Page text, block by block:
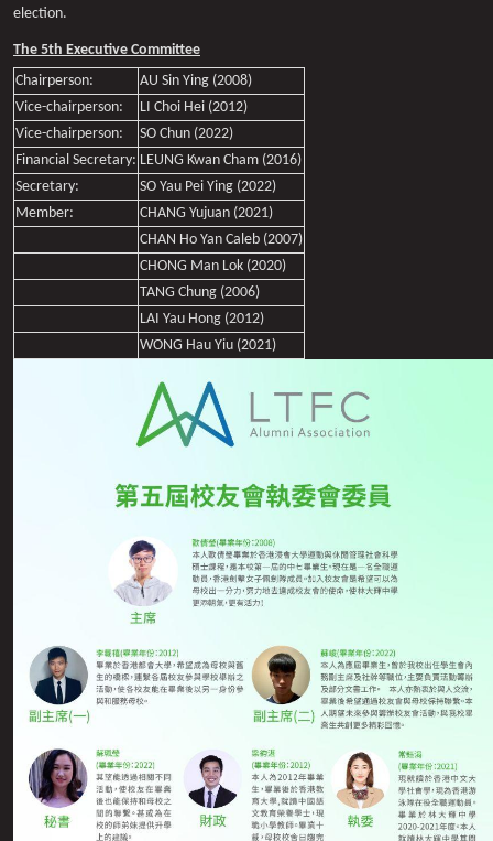
election.
The 5th Executive Committee
Chairperson:
AU Sin Ying (2008)
Vice-chairperson:
LI Choi Hei (2012)
Vice-chairperson:
SO Chun (2022)
Financial Secretary: LEUNG Kwan Cham (2016)
Secretary:
SO Yau Pei Ying (2022)
Member:
CHANG Yujuan (2021)
CHAN Ho Yan Caleb (2007)
CHONG Man Lok (2020)
TANG Chung (2006)
LAI Yau Hong (2012)
WONG Hau Yiu (2021)